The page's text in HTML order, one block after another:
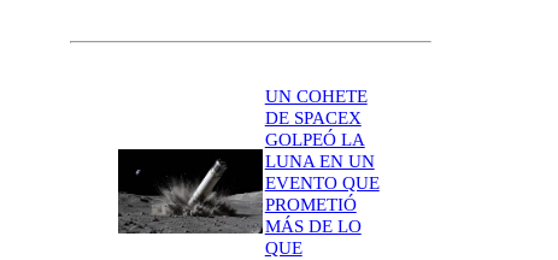
UN COHETE
DE SPACEX
GOLPEÓ LA
LUNA EN UN
EVENTO QUE
PROMETIÓ
MÁS DE LO
QUE